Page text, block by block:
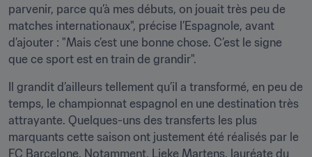
parvenir, parce qu’à mes débuts, on jouait très peu de
matches internationaux", précise l’Espagnole, avant
d’ajouter : "Mais c’est une bonne chose. C’est le signe
que ce sport est en train de grandir".
Il grandit d’ailleurs tellement qu’il a transformé, en peu de
temps, le championnat espagnol en une destination très
attrayante. Quelques-uns des transferts les plus
marquants cette saison ont justement été réalisés par le
FC Barcelone. Notamment, Lieke Martens, lauréate du